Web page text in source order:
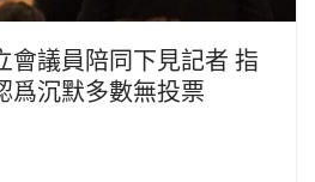
會議員陪同下見記者 指
爲沉默多數無投票